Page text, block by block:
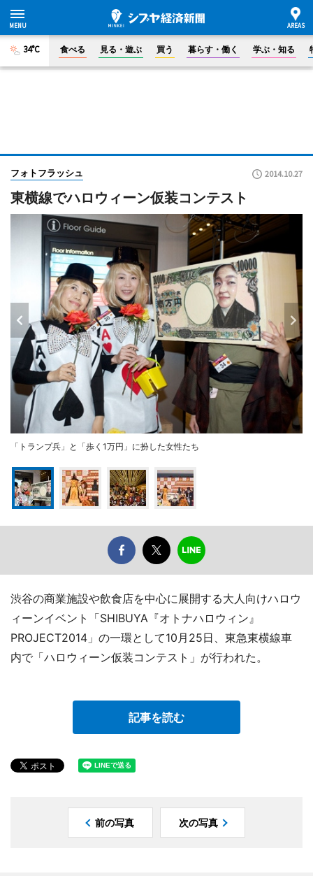
34°C 食べる 見る・遊ぶ 買う 暮らす・働く 学ぶ・知る
フォトフラッシュ 2014.10.27
東横線でハロウィーン仮装コンテスト
「トランプ兵」と「歩く1万円」に扮した女性たち
渋谷の商業施設や飲食店を中心に展開する大人向けハロウ
ィーンイベント「SHIBUYA『オトナハロウィン』
PROJECT2014」の一環として10月25日、東急東横線車
内で「ハロウィーン仮装コンテスト」が行われた。
記事を読む
前の写真 次の写真